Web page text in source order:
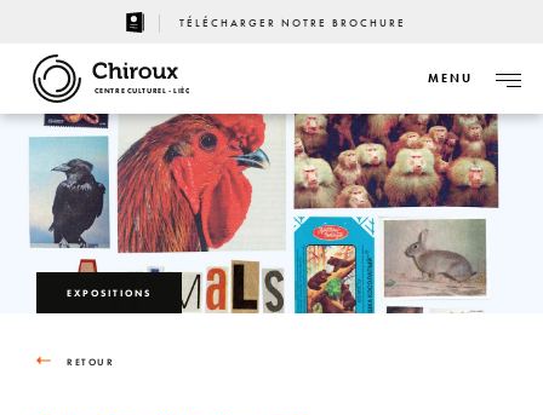
TÉLÉCHARGER NOTRE BROCHURE
CENTRE CULTUREL - LIÈGE
MENU
EXPOSITIONS
RETOUR